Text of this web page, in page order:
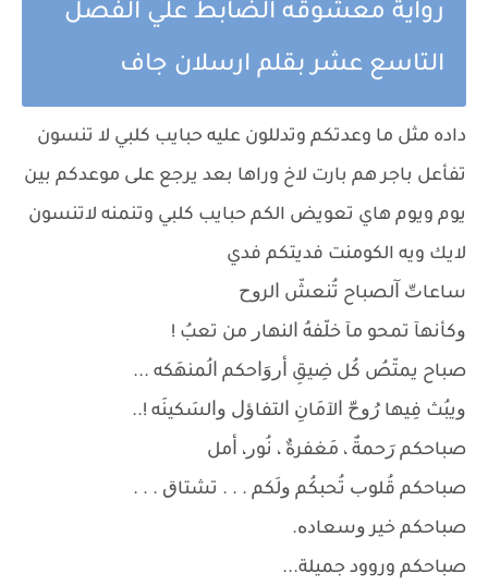
رواية معشوقه الضابط علي الفصل
التاسع عشر بقلم ارسلان جاف
داده مثل ما وعدتكم وتدللون عليه حبايب كلبي لا تنسون
تفأعل باجر هم بارت لاخ وراها بعد يرجع على موعدكم بين
يوم ويوم هاي تعويض الكم حبايب كلبي وتنمنه لاتنسون
لايك ويه الكومنت فديتكم فدي
ﺳﺎﻋﺎﺕّ ﺁلصباح ﺗُﻨﻌﺶّ ﺍﻟﺮﻭﺡ
ﻭﻛﺄﻧﻬﺂ ﺗﻤﺤﻮ ﻣﺂ ﺧﻠّﻔﻪُ ﺍﻟﻨﻬﺎﺭ ﻣﻦ ﺗﻌﺐُ !
صباح ﻳﻤﺘّﺺُ ﻛُﻞ ﺿِﻴﻖِ ﺃﺭﻭَﺍﺣﻜﻢ ﺍﻟُﻤﻨﻬَﻜﻪ ...
ﻭﻳﺒُﺚ ﻓِﻴﻬﺎ ﺭُﻭﺡّ ﺍﻵﻣَﺎﻥِ ﺍﻟﺘﻔﺎﺅﻝ ﻭﺍﻟﺴَﻜﻴﻨَﻪ !..
صباحكم ﺭَﺣﻤﺔٌ ، ﻣَﻐﻔﺮﺓٌ ، ﻧُﻮﺭ، ﺃﻣﻞ
صباحكم ﻗُﻠﻮﺏ ﺗُﺤﺒﻜُﻢ ﻭﻟَﻜﻢ . . . ﺗﺸﺘﺎﻕ . . .
صباحكم ﺧﻴﺮ ﻭﺳﻌﺎﺩﻩ.
صباحكم وروود جميلة...